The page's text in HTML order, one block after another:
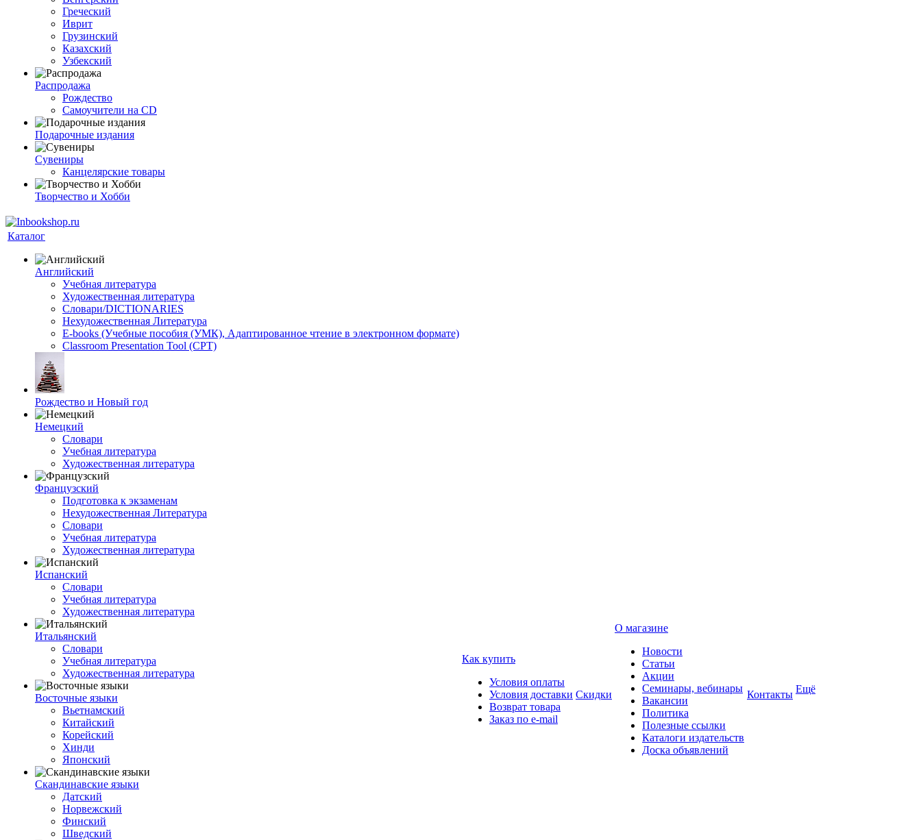
Греческий
Иврит
Грузинский
Казахский
Узбекский
Распродажа
Рождество
Самоучители на CD
Подарочные издания
Сувениры
Канцелярские товары
Творчество и Хобби
Каталог
Английский
Учебная литература
Художественная литература
Словари/DICTIONARIES
Нехудожественная Литература
E-books (Учебные пособия (УМК), Адаптированное чтение в электронном формате)
Classroom Presentation Tool (CPT)
Рождество и Новый год
Немецкий
Словари
Учебная литература
Художественная литература
Французский
Подготовка к экзаменам
Нехудожественная Литература
Словари
Учебная литература
Художественная литература
Испанский
Словари
Учебная литература
Художественная литература
Итальянский
Словари
Учебная литература
Художественная литература
Восточные языки
Вьетнамский
Китайский
Корейский
Хинди
Японский
Скандинавские языки
Датский
Норвежский
Финский
Шведский
Как купить
Условия оплаты
Условия доставки
Возврат товара
Заказ по e-mail
Скидки
О магазине
Новости
Статьи
Акции
Семинары, вебинары
Вакансии
Политика
Полезные ссылки
Каталоги издательств
Доска объявлений
Контакты Ещё